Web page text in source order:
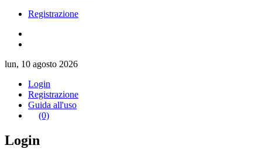
Registrazione
lun, 10 agosto 2026
Login
Registrazione
Guida all'uso
(0)
Login